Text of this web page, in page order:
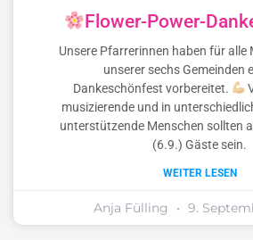
Flower-Power-
Unsere Pfarrerinnen haben für alle
unserer sechs Gemeinden
Dankeschönfest vorbereitet.
musizierende und in
unterstützende Menschen sollten
(6.9.) Gäste sein.
WEITER LESEN
Anja Fülling 9.